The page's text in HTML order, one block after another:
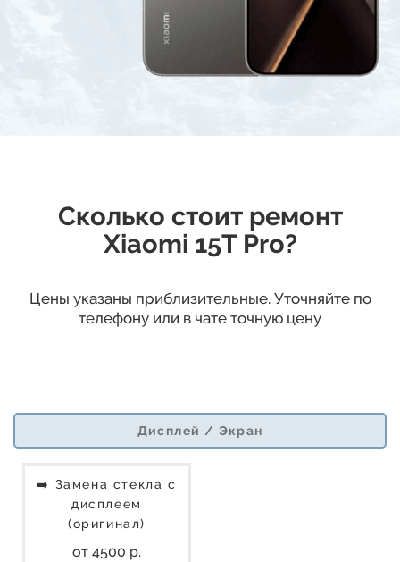
Сколько стоит ремонт
Xiaomi 15T Pro?
Цены указаны приблизительные. Уточняйте по
телефону или в чате точную цену
Дисплей / Экран
➡️ Замена стекла с
дисплеем
(оригинал)
от 4500 р.